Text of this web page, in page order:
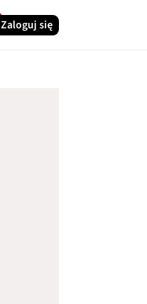
Zaloguj się